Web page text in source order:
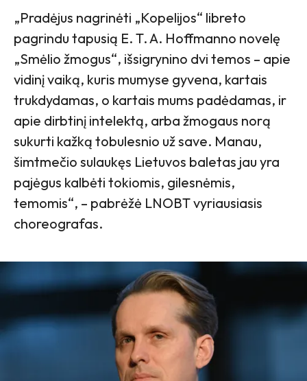
„Pradėjus nagrinėti „Kopelijos“ libreto
pagrindu tapusią E. T. A. Hoffmanno novelę
„Smėlio žmogus“, išsigrynino dvi temos – apie
vidinį vaiką, kuris mumyse gyvena, kartais
trukdydamas, o kartais mums padėdamas, ir
apie dirbtinį intelektą, arba žmogaus norą
sukurti kažką tobulesnio už save. Manau,
šimtmečio sulaukęs Lietuvos baletas jau yra
pajėgus kalbėti tokiomis, gilesnėmis,
temomis“, – pabrėžė LNOBT vyriausiasis
choreografas.